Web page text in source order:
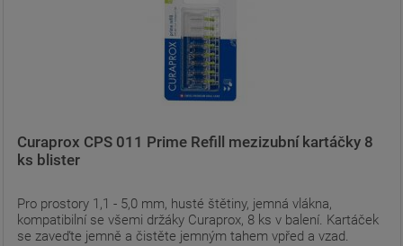
Curaprox CPS 011 Prime Refill mezizubní kartáčky 8
ks blister
Pro prostory 1,1 - 5,0 mm, husté štětiny, jemná vlákna,
kompatibilní se všemi držáky Curaprox, 8 ks v balení. Kartáček
se zaveďte jemně a čistěte jemným tahem vpřed a vzad.